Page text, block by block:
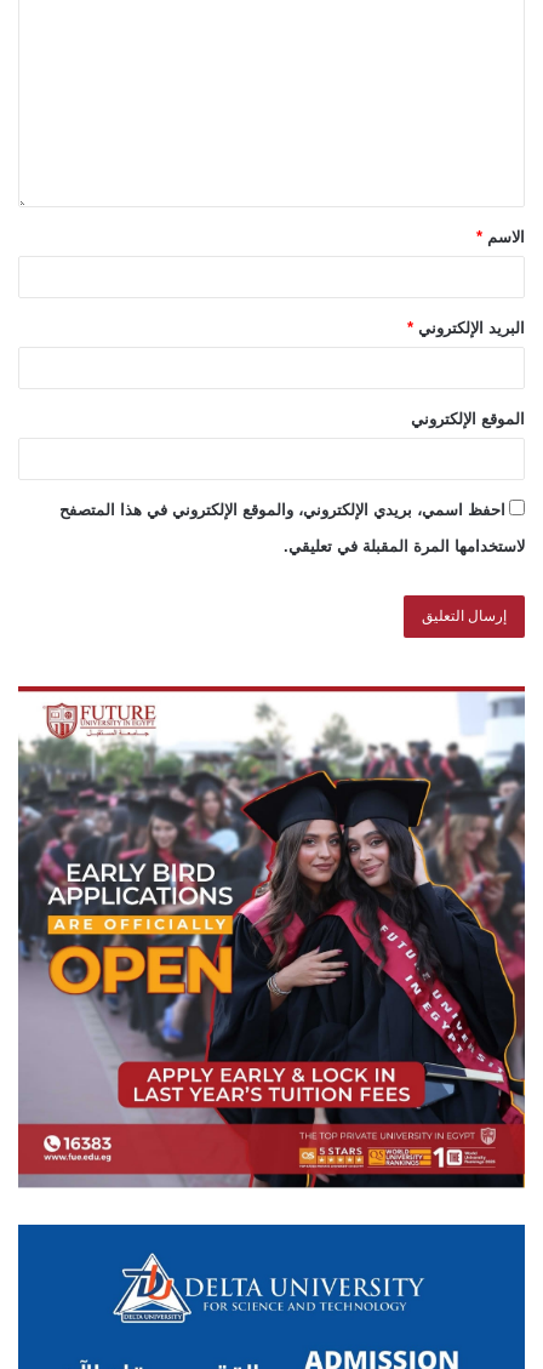
الاسم *
البريد الإلكتروني *
الموقع الإلكتروني
احفظ اسمي، بريدي الإلكتروني، والموقع الإلكتروني في هذا المتصفح
لاستخدامها المرة المقبلة في تعليقي.